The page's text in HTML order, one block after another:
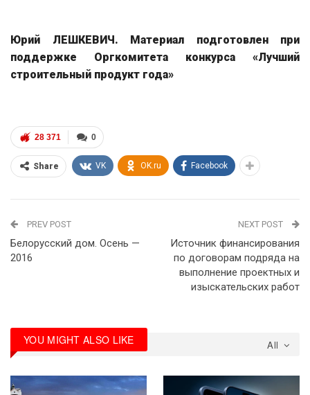
Юрий ЛЕШКЕВИЧ. Материал подготовлен при
поддержке Оргкомитета конкурса «Лучший
строительный продукт года»
0
28 371
Share VK OK.ru Facebook
PREV POST
Белорусский дом. Осень —
2016
NEXT POST
Источник финансирования
по договорам подряда на
выполнение проектных и
изыскательских работ
All
YOU MIGHT ALSO LIKE